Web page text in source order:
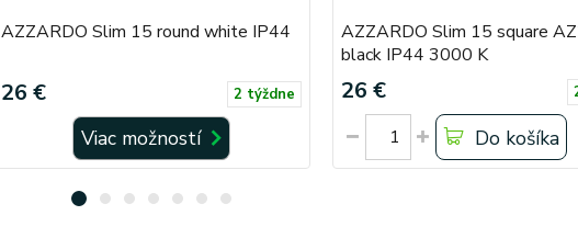
AZZARDO Slim 15 round white IP44
26 € 2 týždne
Viac možností
AZZARDO Slim 15 square
black IP44 3000 K
26 €
Do košíka